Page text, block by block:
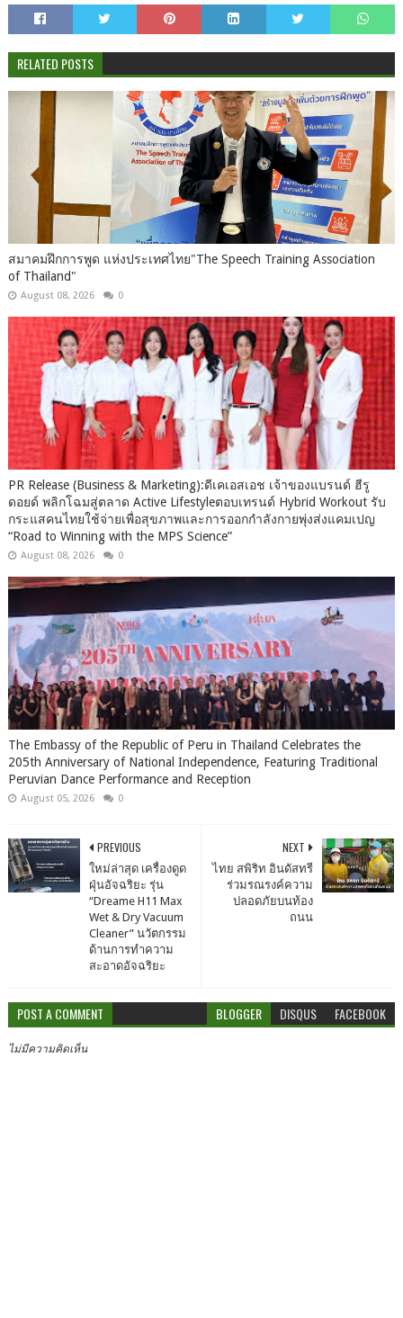
RELATED POSTS
สมาคมฝึกการพูด แห่งประเทศไทย"The Speech Training Association
of Thailand"
August 08, 2026 0
PR Release (Business & Marketing):ดีเคเอสเอช เจ้าของแบรนด์ ฮีรู
ดอยด์ พลิกโฉมสู่ตลาด Active Lifestyleตอบเทรนด์ Hybrid Workout รับ
กระแสคนไทยใช้จ่ายเพื่อสุขภาพและการออกกำลังกายพุ่งส่งแคมเปญ
“Road to Winning with the MPS Science”
August 08, 2026 0
The Embassy of the Republic of Peru in Thailand Celebrates the
205th Anniversary of National Independence, Featuring Traditional
Peruvian Dance Performance and Reception
August 05, 2026 0
NEXT
ไทย สพิริท อินดัสทรี
ร่วมรณรงค์ความ
ปลอดภัยบนท้อง
ถนน
PREVIOUS
ใหม่ล่าสุด เครื่องดูด
ฝุ่นอัจฉริยะ รุ่น
“Dreame H11 Max
Wet & Dry Vacuum
Cleaner” นวัตกรรม
ด้านการทำความ
สะอาดอัจฉริยะ
POST A COMMENT BLOGGER DISQUS FACEBOOK
ไม่มีความคิดเห็น